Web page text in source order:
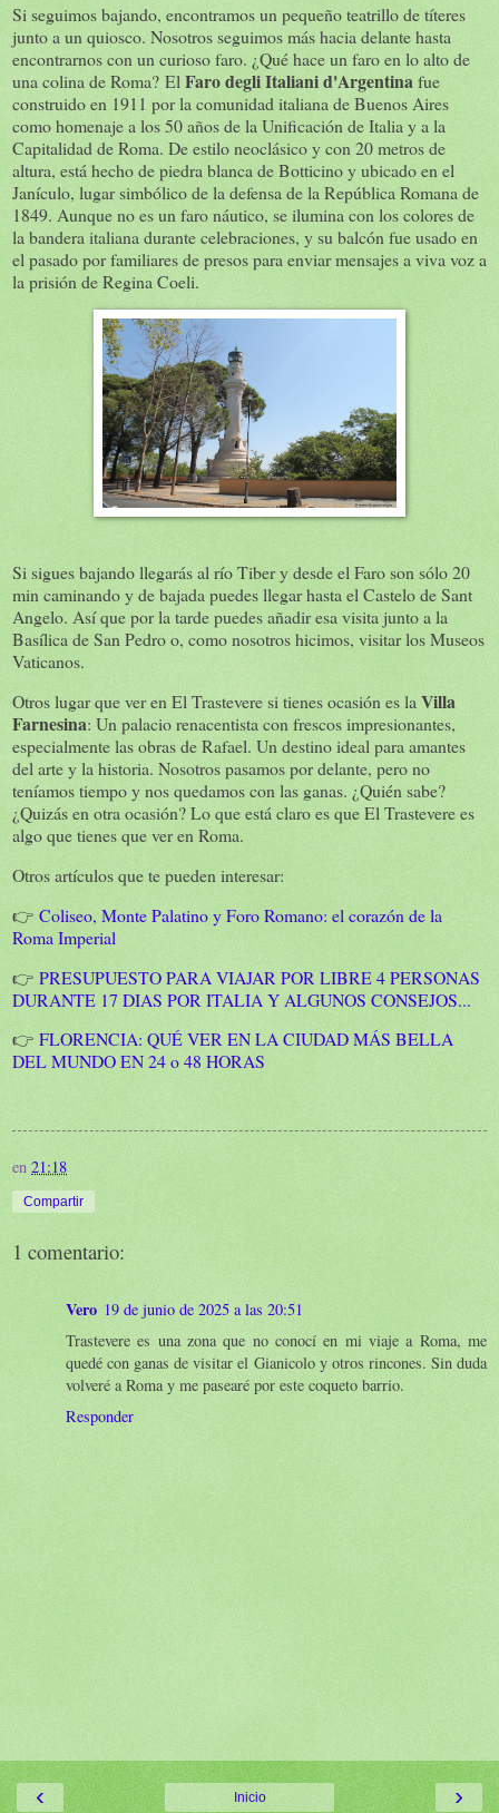
Si seguimos bajando, encontramos un pequeño teatrillo de títeres
junto a un quiosco. Nosotros seguimos más hacia delante hasta
encontrarnos con un curioso faro. ¿Qué hace un faro en lo alto de
una colina de Roma? El Faro degli Italiani d'Argentinafue
construido en 1911 por la comunidad italiana de Buenos Aires
como homenaje a los 50 años de la Unificación de Italia y a la
Capitalidad de Roma. De estilo neoclásico y con 20 metros de
altura, está hecho de piedra blanca de Botticino y ubicado en el
Janículo, lugar simbólico de la defensa de la República Romana de
1849. Aunque no es un faro náutico, se ilumina con los colores de
la bandera italiana durante celebraciones, y su balcón fue usado en
el pasado por familiares de presos para enviar mensajes a viva voz a
la prisión de Regina Coeli.
Si sigues bajando llegarás al río Tiber y desde el Faro son sólo 20
min caminando y de bajada puedes llegar hasta el Castelo de Sant
Angelo. Así que por la tarde puedes añadir esa visita junto a la
Basílica de San Pedro o, como nosotros hicimos, visitar los Museos
Vaticanos.
Otros lugar que ver en El Trastevere si tienes ocasión es laVilla
Farnesina: Un palacio renacentista con frescos impresionantes,
especialmente las obras de Rafael. Un destino ideal para amantes
del arte y la historia. Nosotros pasamos por delante, pero no
teníamos tiempo y nos quedamos con las ganas. ¿Quién sabe?
¿Quizás en otra ocasión? Lo que está claro es que El Trastevere es
algo que tienes que ver en Roma.
Otros artículos que te pueden interesar:
👉 Coliseo, Monte Palatino y Foro Romano: el corazón de la
Roma Imperial
👉 PRESUPUESTO PARA VIAJAR POR LIBRE 4 PERSONAS
DURANTE 17 DIAS POR ITALIA Y ALGUNOS CONSEJOS...
👉 FLORENCIA: QUÉ VER EN LA CIUDAD MÁS BELLA
DEL MUNDO EN 24 o 48 HORAS
en 21:18
Compartir
1 comentario:
Vero 19 de junio de 2025 a las 20:51
Trastevere es una zona que no conocí en mi viaje a Roma, me
quedé con ganas de visitar el Gianicolo y otros rincones. Sin duda
volveré a Roma y me pasearé por este coqueto barrio.
Responder
‹ ›
Inicio